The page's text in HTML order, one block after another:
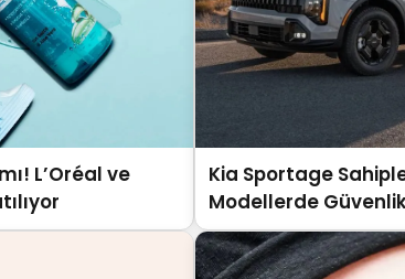
L’Oréal ve
Kia Sportage
Modellerde Güvenlik